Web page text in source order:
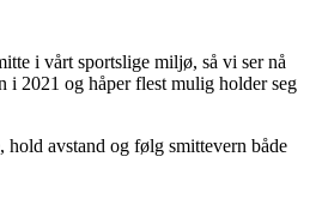
i vårt sportslige miljø, så vi ser nå
i 2021 og håper flest mulig holder seg
avstand og følg smittevern både